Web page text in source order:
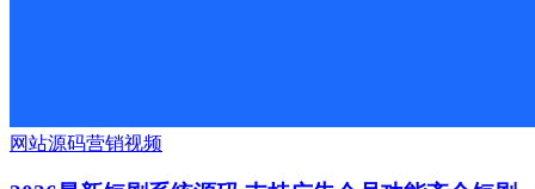
网站源码营销视频